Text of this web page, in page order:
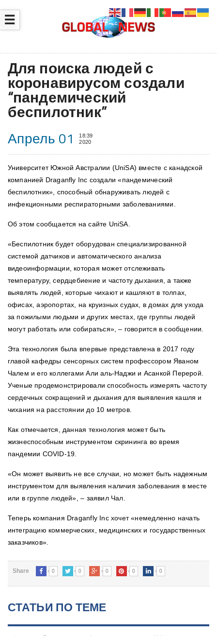
☰
Для поиска людей с
коронавирусом создали
“пандемический
беспилотник”
Апрель 01
18:39
2020
Университет Южной Австралии (UniSA) вместе с канадской
компанией Draganfly Inc создали «пандемический
беспилотник», способный обнаруживать людей с
инфекционными респираторными заболеваниями.
Об этом сообщается на сайте UniSA.
«Беспилотник будет оборудован специализированной
системой датчиков и автоматического анализа
видеоинформации, которая может отслеживать
температуру, сердцебиение и частоту дыхания, а также
выявлять людей, которые чихают и кашляют в толпах,
офисах, аэропортах, на круизных судах, в домах для ухода
за пожилыми людьми и других местах, где группы людей
могут работать или собираться», – говорится в сообщении.
Эта технология была впервые представлена в 2017 году
главой кафедры сенсорных систем профессором Яваном
Чалем и его коллегами Али аль-Наджи и Асанкой Перерой.
Ученые продемонстрировали способность измерять частоту
сердечных сокращений и дыхания для выявления кашля и
чихания на расстоянии до 10 метров.
Как отмечается, данная технология может быть
жизнеспособным инструментом скрининга во время
пандемии COVID-19.
«Он может выявить не все случаи, но может быть надежным
инструментом для выявления наличия заболевания в месте
или в группе людей», – заявил Чал.
Теперь компания Draganfly Inc хочет «немедленно начать
интеграцию коммерческих, медицинских и государственных
заказчиков».
Share 0 0 0 0 0
СТАТЬИ ПО ТЕМЕ